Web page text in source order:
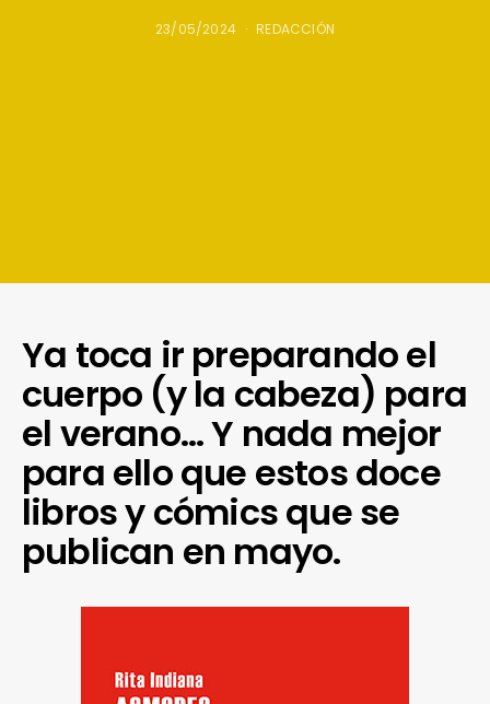
23/05/2024 REDACCIÓN
Ya toca ir preparando el
cuerpo (y la cabeza) para
el verano… Y nada mejor
para ello que estos doce
libros y cómics que se
publican en mayo.